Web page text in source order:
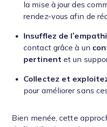
la mise à jour des
rendez-vous afin de
Insufflez de
contact grâce à un
pertinent et un
Collectez et
pour améliorer sans
Bien menée, cette